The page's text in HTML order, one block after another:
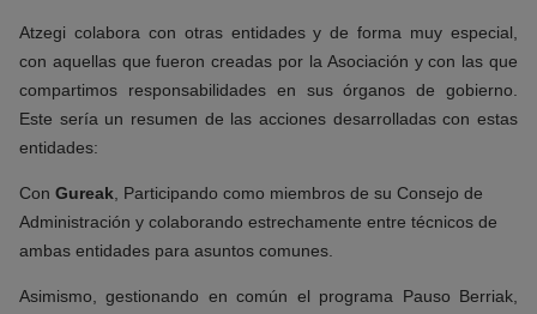
Atzegi colabora con otras entidades y de forma muy especial,
con aquellas que fueron creadas por la Asociación y con las que
compartimos responsabilidades en sus órganos de gobierno.
Este sería un resumen de las acciones desarrolladas con estas
entidades:
Con Gureak , Participando como miembros de su Consejo de
Administración y colaborando estrechamente entre técnicos de
ambas entidades para asuntos comunes.
Asimismo, gestionando en común el programa Pauso Berriak,